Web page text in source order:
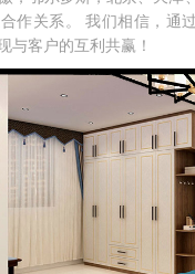
作关系。 我们相信，通
与客户的互利共赢！